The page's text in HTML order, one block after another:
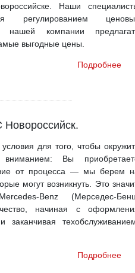
Наши
регулированием
нашей компании
выгодные цены.
Подробнее
для того, чтобы
Вы
от процесса — мы берем
могут возникнуть. Это
Benz (Мерседес-
начиная с
заканчивая
Подробнее